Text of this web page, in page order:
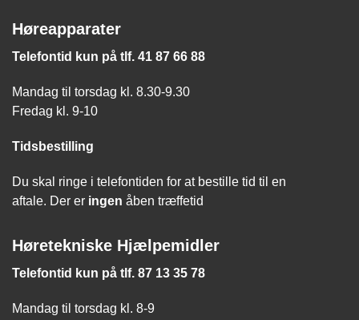
Høreapparater
Telefontid kun på tlf. 41 87 66 88
Mandag til torsdag kl. 8.30-9.30
Fredag kl. 9-10
Tidsbestilling
Du skal ringe i telefontiden for at bestille tid til en
aftale. Der er ingen åben træffetid
Høretekniske Hjælpemidler
Telefontid kun på tlf. 87 13 35 78
Mandag til torsdag kl. 8-9